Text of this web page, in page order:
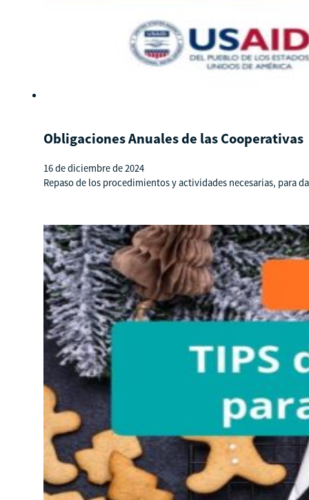
Obligaciones Anuales de las Cooperativas
16 de diciembre de 2024
Repaso de los procedimientos y actividades necesarias, para